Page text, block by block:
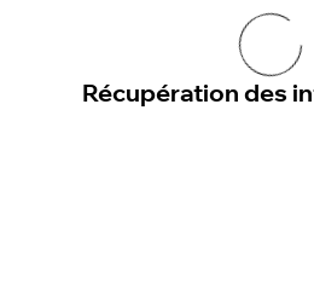
Récupération des